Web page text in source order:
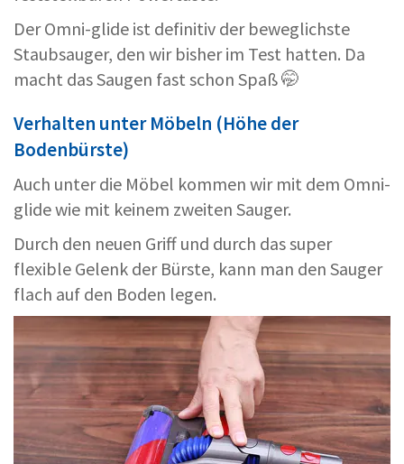
Der Omni-glide ist definitiv der beweglichste
Staubsauger, den wir bisher im Test hatten. Da
macht das Saugen fast schon Spaß 🤭
Verhalten unter Möbeln (Höhe der
Bodenbürste)
Auch unter die Möbel kommen wir mit dem Omni-
glide wie mit keinem zweiten Sauger.
Durch den neuen Griff und durch das super
flexible Gelenk der Bürste, kann man den Sauger
flach auf den Boden legen.